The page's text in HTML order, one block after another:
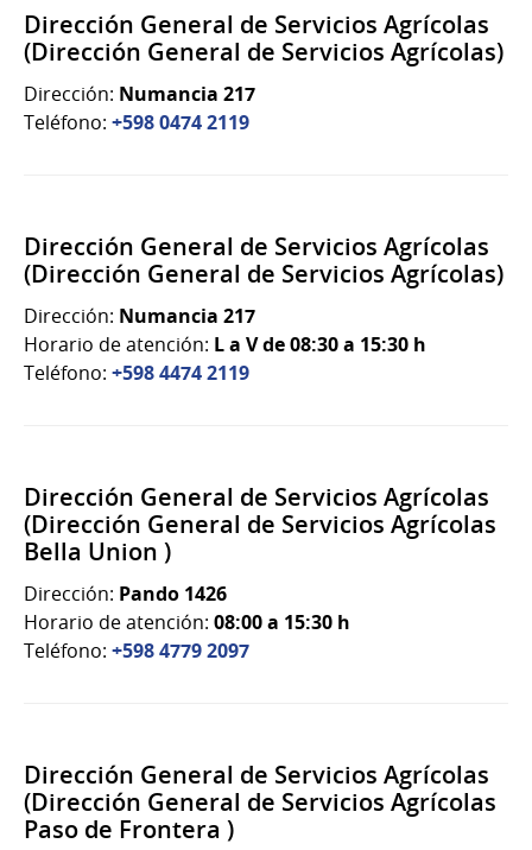
Dirección General de Servicios Agrícolas
(Dirección General de Servicios Agrícolas)
Dirección: Numancia 217
Teléfono: +598 0474 2119
Dirección General de Servicios Agrícolas
(Dirección General de Servicios Agrícolas)
Dirección: Numancia 217
Horario de atención: L a V de 08:30 a 15:30 h
Teléfono: +598 4474 2119
Dirección General de Servicios Agrícolas
(Dirección General de Servicios Agrícolas
Bella Union )
Dirección: Pando 1426
Horario de atención: 08:00 a 15:30 h
Teléfono: +598 4779 2097
Dirección General de Servicios Agrícolas
(Dirección General de Servicios Agrícolas
Paso de Frontera )